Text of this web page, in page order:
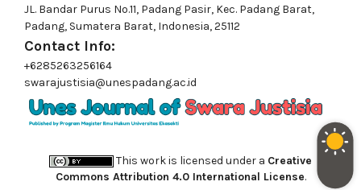
JL. Bandar Purus No.11, Padang Pasir, Kec. Padang Barat,
Padang, Sumatera Barat, Indonesia, 25112
Contact Info:
+6285263256164
swarajustisia@unespadang.ac.id
This work is licensed under a Creative
Commons Attribution 4.0 International License.